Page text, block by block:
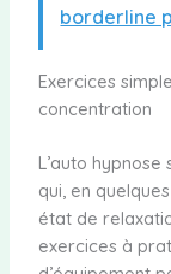
borderline
Exercices
concentration
L’auto
qui, en
état de
exercices à